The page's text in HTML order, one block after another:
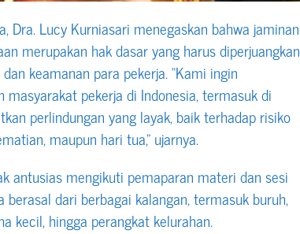
Dra. Lucy Kurniasari menegaskan bahwa jaminan
merupakan hak dasar yang harus diperjuangkan
keamanan para pekerja. “Kami ingin
masyarakat pekerja di Indonesia, termasuk di
perlindungan yang layak, baik terhadap risiko
maupun hari tua,” ujarnya.
antusias mengikuti pemaparan materi dan sesi
berasal dari berbagai kalangan, termasuk buruh,
kecil, hingga perangkat kelurahan.